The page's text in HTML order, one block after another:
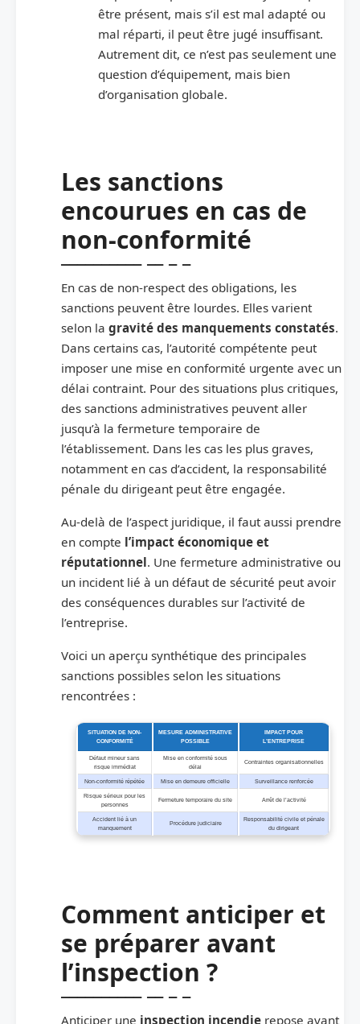
être présent, mais s’il est mal adapté ou
mal réparti, il peut être jugé insuffisant.
Autrement dit, ce n’est pas seulement une
question d’équipement, mais bien
d’organisation globale.
Les sanctions
encourues en cas de
non-conformité
En cas de non-respect des obligations, les
sanctions peuvent être lourdes. Elles varient
selon la gravité des manquements constatés.
Dans certains cas, l’autorité compétente peut
imposer une mise en conformité urgente avec un
délai contraint. Pour des situations plus critiques,
des sanctions administratives peuvent aller
jusqu’à la fermeture temporaire de
l’établissement. Dans les cas les plus graves,
notamment en cas d’accident, la responsabilité
pénale du dirigeant peut être engagée.
Au-delà de l’aspect juridique, il faut aussi prendre
en compte l’impact économique et
réputationnel. Une fermeture administrative ou
un incident lié à un défaut de sécurité peut avoir
des conséquences durables sur l’activité de
l’entreprise.
Voici un aperçu synthétique des principales
sanctions possibles selon les situations
rencontrées :
SITUATION DE NON-
CONFORMITÉ
MESURE ADMINISTRATIVE
POSSIBLE
IMPACT POUR
L’ENTREPRISE
Défaut mineur sans
risque immédiat
Mise en conformité sous
délai
Contraintes organisationnelles
Non-conformité répétée Mise en demeure officielle Surveillance renforcée
Risque sérieux pour les
personnes
Fermeture temporaire du site Arrêt de l’activité
Accident lié à un
manquement
Procédure judiciaire
Responsabilité civile et pénale
du dirigeant
Comment anticiper et
se préparer avant
l’inspection ?
Anticiper une inspection incendie repose avant